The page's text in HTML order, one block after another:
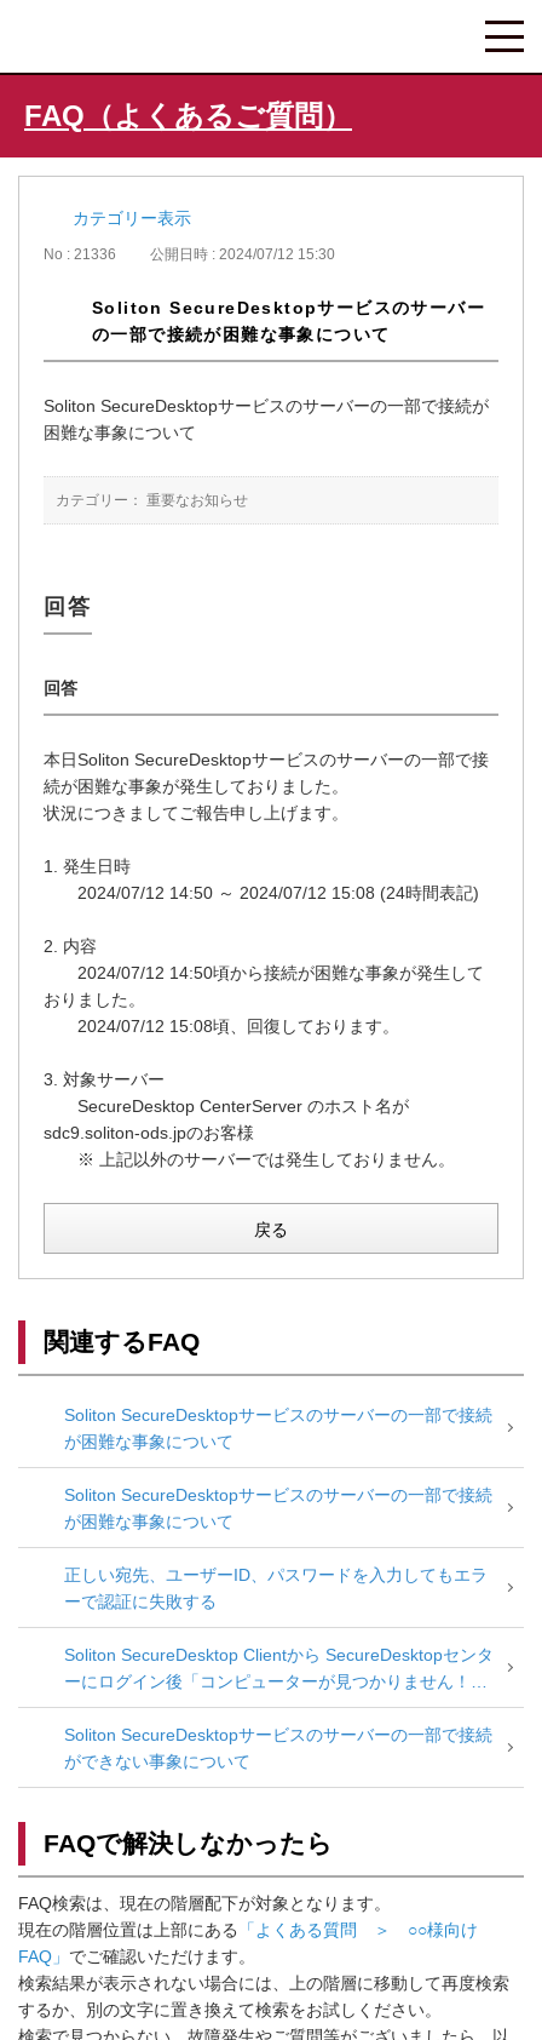
FAQ（よくあるご質問）
カテゴリー表示
No : 21336 公開日時 : 2024/07/12 15:30
Soliton SecureDesktopサービスのサーバー
の一部で接続が困難な事象について
Soliton SecureDesktopサービスのサーバーの一部で接続が
困難な事象について
カテゴリー： 重要なお知らせ
本日Soliton SecureDesktopサービスのサーバーの一部で接
続が困難な事象が発生しておりました。
状況につきましてご報告申し上げます。
1. 発生日時
2024/07/12 14:50 ～ 2024/07/12 15:08 (24時間表記)
2. 内容
2024/07/12 14:50頃から接続が困難な事象が発生して
おりました。
2024/07/12 15:08頃、回復しております。
3. 対象サーバー
SecureDesktop CenterServer のホスト名が
sdc9.soliton-ods.jpのお客様
※ 上記以外のサーバーでは発生しておりません。
戻る
関連するFAQ
Soliton SecureDesktopサービスのサーバーの一部で接続
が困難な事象について
Soliton SecureDesktopサービスのサーバーの一部で接続
が困難な事象について
正しい宛先、ユーザーID、パスワードを入力してもエラ
ーで認証に失敗する
Soliton SecureDesktop Clientから SecureDesktopセンタ
ーにログイン後「コンピューターが見つかりません！」
メッセージとなる
Soliton SecureDesktopサービスのサーバーの一部で接続
ができない事象について
FAQで解決しなかったら
FAQ検索は、現在の階層配下が対象となります。
現在の階層位置は上部にある
「よくある質問 ＞ ○○様向け
FAQ」 でご確認いただけます。
検索結果が表示されない場合には、上の階層に移動して再度検索
するか、別の文字に置き換えて検索をお試しください。